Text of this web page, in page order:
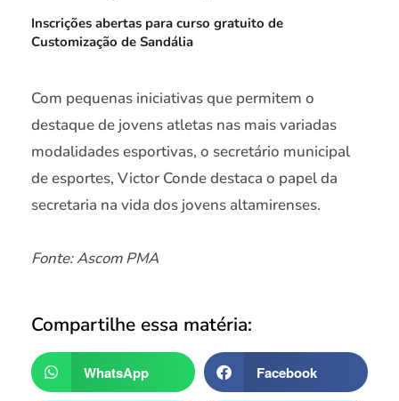
Inscrições abertas para curso gratuito de
Customização de Sandália
Com pequenas iniciativas que permitem o
destaque de jovens atletas nas mais variadas
modalidades esportivas, o secretário municipal
de esportes, Victor Conde destaca o papel da
secretaria na vida dos jovens altamirenses.
Fonte: Ascom PMA
Compartilhe essa matéria:
WhatsApp Facebook